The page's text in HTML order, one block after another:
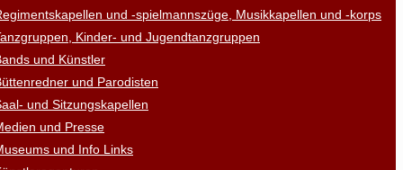
und -spielmannszüge, Musikkapellen und -korps
Kinder- und Jugendtanzgruppen
und Künstler
und Parodisten
und Sitzungskapellen
und Presse
und Info Links